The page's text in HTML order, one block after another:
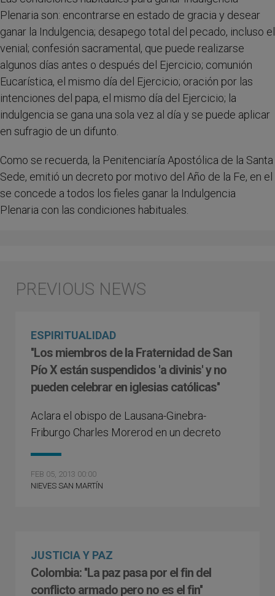
Plenaria son: encontrarse en estado de gracia y desear
ganar la Indulgencia; desapego total del pecado, incluso el
venial; confesión sacramental, que puede realizarse
algunos días antes o después del Ejercicio; comunión
Eucarística, el mismo día del Ejercicio; oración por las
intenciones del papa, el mismo día del Ejercicio; la
indulgencia se gana una sola vez al día y se puede aplicar
en sufragio de un difunto.
Como se recuerda, la Penitenciaría Apostólica de la Santa
Sede, emitió un decreto por motivo del Año de la Fe, en el
se concede a todos los fieles ganar la Indulgencia
Plenaria con las condiciones habituales.
ESPIRITUALIDAD
''Los miembros de la Fraternidad de San
Pío X están suspendidos 'a divinis' y no
pueden celebrar en iglesias católicas''
Aclara el obispo de Lausana-Ginebra-
Friburgo Charles Morerod en un decreto
FEB 05, 2013 00:00
NIEVES SAN MARTÍN
JUSTICIA Y PAZ
Colombia: ''La paz pasa por el fin del
conflicto armado pero no es el fin''